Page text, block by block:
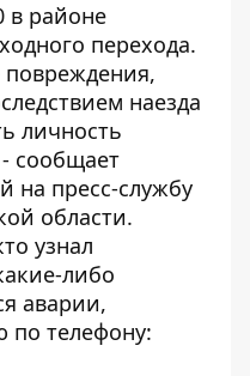
в районе
перехода.
наезда
личность
сообщает
на пресс-службу
области.
узнал
либо
аварии,
по телефону: